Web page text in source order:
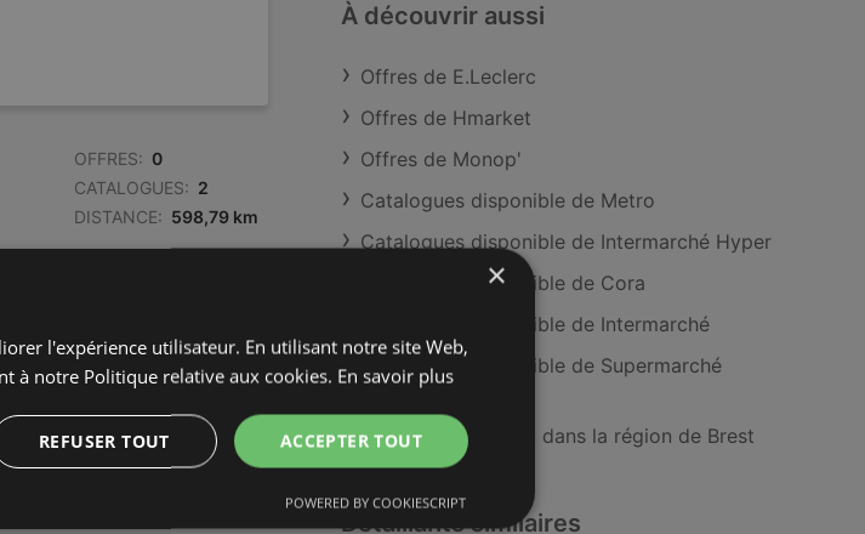
OFFRES: 0
CATALOGUES: 2
DISTANCE: 598,79 km
DISTANCE: 605,27 km
OFFRES: 0
CATALOGUES: 4
À découvrir aussi
Offres de E.Leclerc
Offres de Hmarket
Offres de Monop'
Catalogues disponible de Metro
Catalogues disponible de Intermarché Hyper
Catalogues disponible de Cora
Catalogues disponible de Intermarché
Catalogues disponible de Supermarché
MATCH
Magasins E.Leclerc dans la région de Brest
Détaillants similaires
×
l'expérience utilisateur. En utilisant notre site Web,
à notre Politique relative aux cookies. En savoir plus
ACCEPTER TOUT
REFUSER TOUT
POWERED BY COOKIESCRIPT